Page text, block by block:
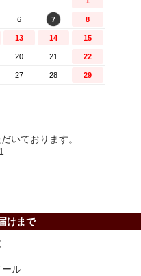
いております。
けまで
ール